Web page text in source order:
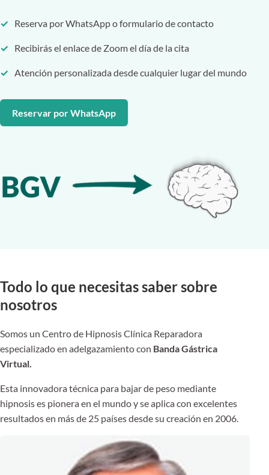
Reserva por WhatsApp o formulario de contacto
Recibirás el enlace de Zoom el día de la cita
Atención personalizada desde cualquier lugar del mundo
Reservar por WhatsApp
Todo lo que necesitas saber sobre
nosotros
Somos un Centro de Hipnosis Clínica Reparadora
especializado en adelgazamiento con Banda Gástrica
Virtual.
Esta innovadora técnica para bajar de peso mediante
hipnosis es pionera en el mundo y se aplica con excelentes
resultados en más de 25 países desde su creación en 2006.